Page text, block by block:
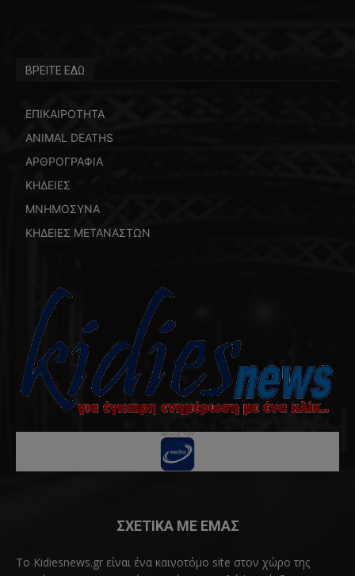
ΒΡΕΙΤΕ ΕΔΩ
ΕΠΙΚΑΙΡΟΤΗΤΑ
ANIMAL DEATHS
ΑΡΘΡΟΓΡΑΦΙΑ
ΚΗΔΕΙΕΣ
ΜΝΗΜΟΣΥΝΑ
ΚΗΔΕΙΕΣ ΜΕΤΑΝΑΣΤΩΝ
ΣΧΕΤΙΚΑ ΜΕ ΕΜΑΣ
Το Kidiesnews.gr είναι ένα καινοτόμο site στον χώρο της